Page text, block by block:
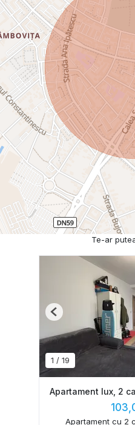
Te-ar
1 / 19
Previous
Apartament lux, 2
Apartament cu 2